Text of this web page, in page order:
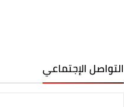
التواصل الإجتماعي